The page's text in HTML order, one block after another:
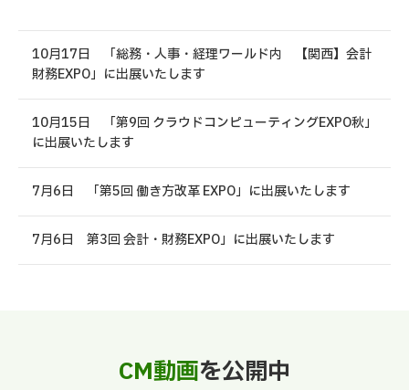
10月17日 「総務・人事・経理ワールド内 【関西】会計
財務EXPO」に出展いたします
10月15日 「第9回 クラウドコンピューティングEXPO秋」
に出展いたします
7月6日 「第5回 働き方改革 EXPO」に出展いたします
7月6日 第3回 会計・財務EXPO」に出展いたします
CM動画を公開中